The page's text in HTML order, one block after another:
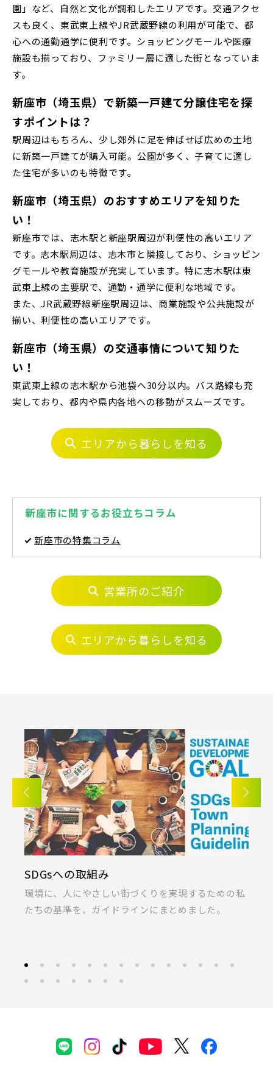
京成線
京成本線
京成押上線
京成千葉線
西武線
西武池袋線
西武新宿線
その他鉄道
北総鉄道
東京メトロ東西線
都営新宿線
埼玉新都市交通 [伊奈線]
つくばエクスプレス
東葉高速鉄道
20棟以上の大型分譲
富士見市(0)
蓮田市(1)
ふじみ野市(1)
白岡市(0)
北足立郡伊奈町(4)
春日部市(5) 草加市(0)
越谷市(9)
三郷市(2)
幸手市(0) 吉川市(0)
千葉・京葉エリア(18)
市川市(4) 船橋市(8)
習志野市(1)
八千代市(1)
鎌ケ谷市(2)
浦安市(0)
白井市(0)
千葉市(2)
千葉・常磐エリア(16)
東京都(5)
足立区(0)
東久留米市(2)
物件を検索する
駅から探す
JR川越線
JR東北本線 [宇都宮線]
JR高崎線
JR武蔵野線
JR常磐線 [快速]
地図から探す
近プロジェクト始動!!◆京成押上線「京成立石」駅徒歩10分◆
京成本線「お花茶屋」駅徒歩15分〈3駅2路線...
地図にあるご希望の物件アイコンをクリックすると
物件詳細が表示されます
見学OK
見学不可
テーマから探す
すぐに入居可能
販売開始前
すべて 埼玉県 千葉県
画像
すべて 外観
内観
キッチン
その他 関連画像
こだわり条件
園」など、自然と文化が調和したエリアです。交通アクセ
スも良く、東武東上線やJR武蔵野線の利用が可能で、都
心への通勤通学に便利です。ショッピングモールや医療
施設も揃っており、ファミリー層に適した街となっていま
す。
新座市（埼玉県）で新築一戸建て分譲住宅を探
すポイントは？
駅周辺はもちろん、少し郊外に足を伸ばせば広めの土地
に新築一戸建てが購入可能。公園が多く、子育てに適し
た住宅が多いのも特徴です。
新座市（埼玉県）のおすすめエリアを知りた
い！
新座市では、志木駅と新座駅周辺が利便性の高いエリア
です。志木駅周辺は、志木市と隣接しており、ショッピン
グモールや教育施設が充実しています。特に志木駅は東
武東上線の主要駅で、通勤・通学に便利な地域です。
また、JR武蔵野線新座駅周辺は、商業施設や公共施設が
揃い、利便性の高いエリアです。
新座市（埼玉県）の交通事情について知りた
い！
東武東上線の志木駅から池袋へ30分以内。バス路線も充
実しており、都内や県内各地への移動がスムーズです。
エリアから暮らしを知る
新座市に関するお役立ちコラム
新座市の特集コラム
営業所のご紹介
エリアから暮らしを知る
KIRINOKA(キリノカ)
桐製品の開発と制作に力を注ぐ「厚川産業」と「ポ
ラス」の共同開発による無垢桐材の壁パネル。